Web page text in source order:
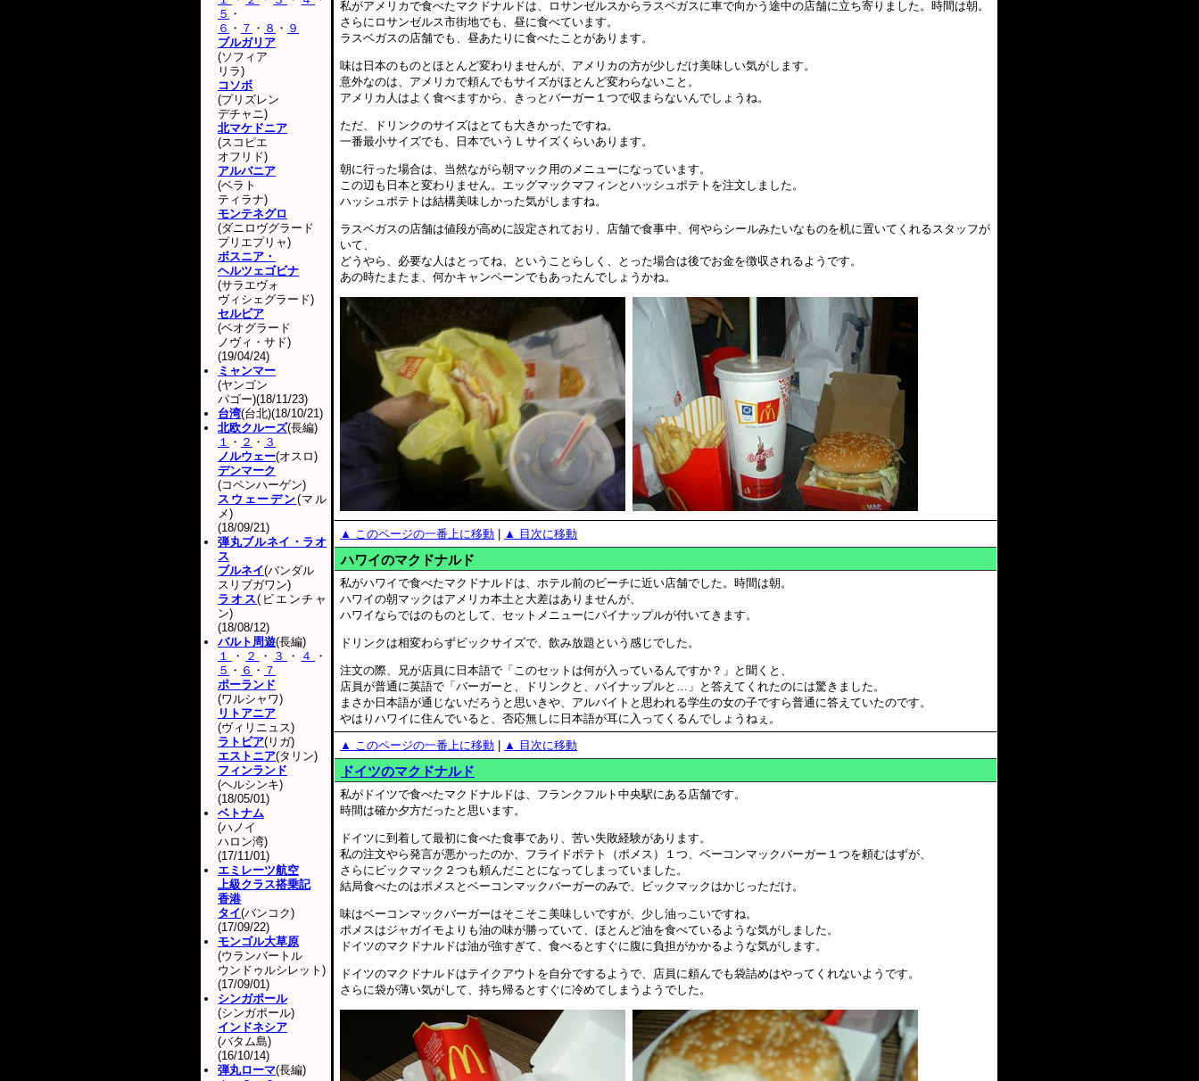
私がアメリカで食べたマクドナルドは、ロサンゼルスからラスベガスに車で向かう途中の店舗に立ち寄りました。時間は朝。
さらにロサンゼルス市街地でも、昼に食べています。
ラスベガスの店舗でも、昼あたりに食べたことがあります。
味は日本のものとほとんど変わりませんが、アメリカの方が少しだけ美味しい気がします。
意外なのは、アメリカで頼んでもサイズがほとんど変わらないこと。
アメリカ人はよく食べますから、きっとバーガー１つで収まらないんでしょうね。
ただ、ドリンクのサイズはとても大きかったですね。
一番最小サイズでも、日本でいうＬサイズくらいあります。
朝に行った場合は、当然ながら朝マック用のメニューになっています。
この辺も日本と変わりません。エッグマックマフィンとハッシュポテトを注文しました。
ハッシュポテトは結構美味しかった気がしますね。
ラスベガスの店舗は値段が高めに設定されており、店舗で食事中、何やらシールみたいなものを机に置いてくれるスタッフが
いて、
どうやら、必要な人はとってね、ということらしく、とった場合は後でお金を徴収されるようです。
あの時たまたま、何かキャンペーンでもあったんでしょうかね。
▲ このページの一番上に移動 ▲ 目次に移動
ハワイのマクドナルド
私がハワイで食べたマクドナルドは、ホテル前のビーチに近い店舗でした。時間は朝。
ハワイの朝マックはアメリカ本土と大差はありませんが、
ハワイならではのものとして、セットメニューにパイナップルが付いてきます。
ドリンクは相変わらずビックサイズで、飲み放題という感じでした。
注文の際、兄が店員に日本語で「このセットは何が入っているんですか？」と聞くと、
店員が普通に英語で「バーガーと、ドリンクと、パイナップルと…」と答えてくれたのには驚きました。
まさか日本語が通じないだろうと思いきや、アルバイトと思われる学生の女の子ですら普通に答えていたのです。
やはりハワイに住んでいると、否応無しに日本語が耳に入ってくるんでしょうねぇ。
▲ このページの一番上に移動
▲ 目次に移動
ドイツのマクドナルド
私がドイツで食べたマクドナルドは、フランクフルト中央駅にある店舗です。
時間は確か夕方だったと思います。
ドイツに到着して最初に食べた食事であり、苦い失敗経験があります。
私の注文やら発言が悪かったのか、フライドポテト（ポメス）１つ、ベーコンマックバーガー１つを頼むはずが、
さらにビックマック２つも頼んだことになってしまっていました。
結局食べたのはポメスとベーコンマックバーガーのみで、ビックマックはかじっただけ。
味はベーコンマックバーガーはそこそこ美味しいですが、少し油っこいですね。
ポメスはジャガイモよりも油の味が勝っていて、ほとんど油を食べているような気がしました。
ドイツのマクドナルドは油が強すぎて、食べるとすぐに腹に負担がかかるような気がします。
ドイツのマクドナルドはテイクアウトを自分でするようで、店員に頼んでも袋詰めはやってくれないようです。
さらに袋が薄い気がして、持ち帰るとすぐに冷めてしまうようでした。
５ ・
６ ・ ７ ・ ８ ・ ９
ブルガリア
(ソフィア
リラ)
コソボ
(プリズレン
デチャニ)
北マケドニア
(スコピエ
オフリド)
アルバニア
(ベラト
ティラナ)
モンテネグロ
(ダニロヴグラード
プリエプリャ)
ボスニア・
ヘルツェゴビナ
(サラエヴォ
ヴィシェグラード)
セルビア
(ベオグラード
ノヴィ・サド)
(19/04/24)
ミャンマー
(ヤンゴン
パゴー)(18/11/23)
台湾(台北)(18/10/21)
北欧クルーズ(長編)
１ ・ ２ ・ ３
ノルウェー(オスロ)
デンマーク
(コペンハーゲン)
スウェーデン(マル
メ)
(18/09/21)
弾丸ブルネイ・ラオ
ス
ブルネイ(バンダル
スリブガワン)
ラオス(ビエンチャ
ン)
(18/08/12)
バルト周遊(長編)
１
・ ２ ・ ３ ・ ４
・
５ ・ ６ ・ ７
ポーランド
(ワルシャワ)
リトアニア
(ヴィリニュス)
ラトビア(リガ)
エストニア(タリン)
フィンランド
(ヘルシンキ)
(18/05/01)
ベトナム
(ハノイ
ハロン湾)
(17/11/01)
エミレーツ航空
上級クラス搭乗記
香港
タイ(バンコク)
(17/09/22)
モンゴル大草原
(ウランバートル
ウンドゥルシレット)
(17/09/01)
シンガポール
(シンガポール)
インドネシア
(バタム島)
(16/10/14)
弾丸ローマ(長編)